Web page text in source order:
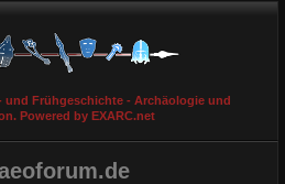
und Frühgeschichte - Archäologie und
Powered by EXARC.net